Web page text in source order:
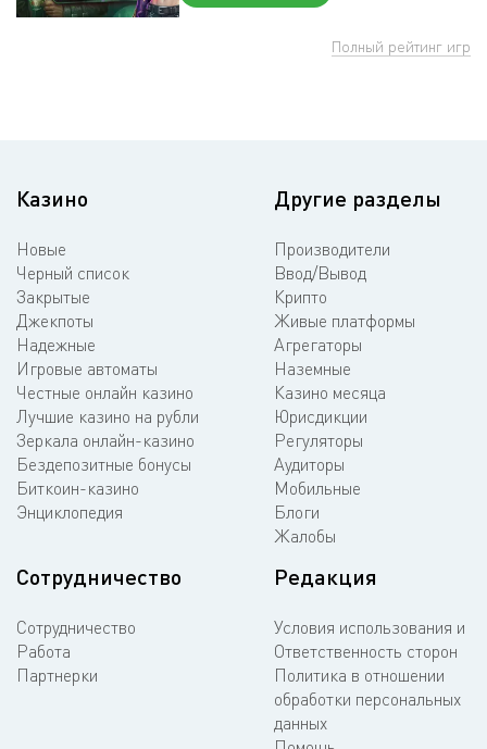
Полный рейтинг игр
Казино
Новые
Черный список
Закрытые
Джекпоты
Надежные
Игровые автоматы
Честные онлайн казино
Лучшие казино на рубли
Зеркала онлайн-казино
Бездепозитные бонусы
Биткоин-казино
Энциклопедия
Другие разделы
Производители
Ввод/Вывод
Крипто
Живые платформы
Агрегаторы
Наземные
Казино месяца
Юрисдикции
Регуляторы
Аудиторы
Мобильные
Блоги
Жалобы
Сотрудничество
Сотрудничество
Работа
Партнерки
Редакция
Условия использования и
Ответственность сторон
Политика в отношении
обработки персональных
данных